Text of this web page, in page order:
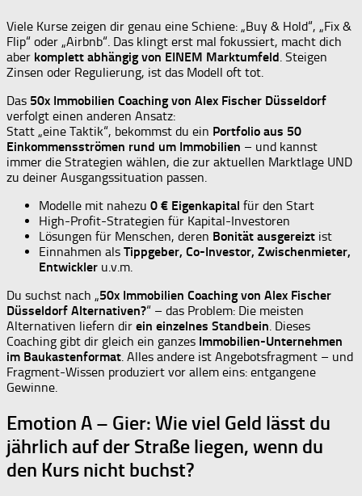
Viele Kurse zeigen dir genau eine Schiene: „Buy & Hold“, „Fix &
Flip“ oder „Airbnb“. Das klingt erst mal fokussiert, macht dich
aber komplett abhängig von EINEM Marktumfeld. Steigen
Zinsen oder Regulierung, ist das Modell oft tot.
Das 50x Immobilien Coaching von Alex Fischer Düsseldorf
verfolgt einen anderen Ansatz:
Statt „eine Taktik“, bekommst du ein Portfolio aus 50
Einkommensströmen rund um Immobilien – und kannst
immer die Strategien wählen, die zur aktuellen Marktlage UND
zu deiner Ausgangssituation passen.
Modelle mit nahezu 0 € Eigenkapital für den Start
High-Profit-Strategien für Kapital-Investoren
Lösungen für Menschen, deren Bonität ausgereizt ist
Einnahmen als Tippgeber, Co-Investor, Zwischenmieter,
Entwickler u.v.m.
Du suchst nach „50x Immobilien Coaching von Alex Fischer
Düsseldorf Alternativen?“ – das Problem: Die meisten
Alternativen liefern dir ein einzelnes Standbein. Dieses
Coaching gibt dir gleich ein ganzes Immobilien-Unternehmen
im Baukastenformat. Alles andere ist Angebotsfragment – und
Fragment-Wissen produziert vor allem eins: entgangene
Gewinne.
Emotion A – Gier: Wie viel Geld lässt du
jährlich auf der Straße liegen, wenn du
den Kurs nicht buchst?